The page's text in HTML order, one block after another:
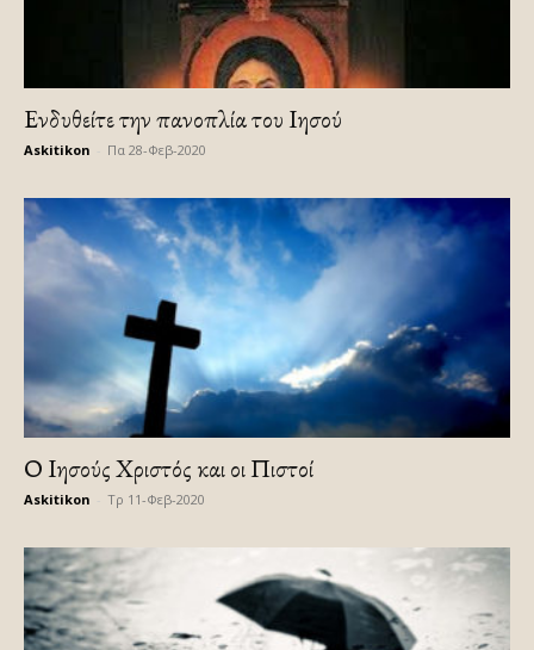
Ενδυθείτε την πανοπλία του Ιησού
Askitikon Πα 28-Φεβ-2020
Ο Ιησούς Χριστός και οι Πιστοί
Askitikon Τρ 11-Φεβ-2020